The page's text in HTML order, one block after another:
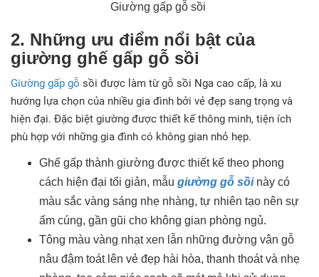
Giường gấp gỗ sồi
2. Những ưu điểm nổi bật của
giường ghế gấp gỗ sồi
Giường gấp gỗ sồi được làm từ gỗ sồi Nga cao cấp, là xu
hướng lựa chọn của nhiều gia đình bởi vẻ đẹp sang trọng và
hiện đại. Đặc biệt giường được thiết kế thông minh, tiện ích
phù hợp với những gia đình có không gian nhỏ hẹp.
Ghế gấp thành giường được thiết kế theo phong
cách hiện đại tối giản, mẫu giường gỗ sồinày có
màu sắc vàng sáng nhẹ nhàng, tự nhiên tạo nên sự
ấm cúng, gần gũi cho không gian phòng ngủ.
Tông màu vàng nhạt xen lẫn những đường vân gỗ
nâu đậm toát lên vẻ đẹp hài hòa, thanh thoát và nhẹ